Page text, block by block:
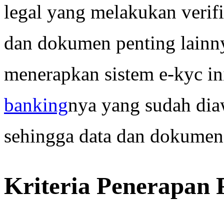
legal yang melakukan
dan dokumen penting
menerapkan sistem e-kyc
bankingnya yang sudah
sehingga data dan
Kriteria Penerapan